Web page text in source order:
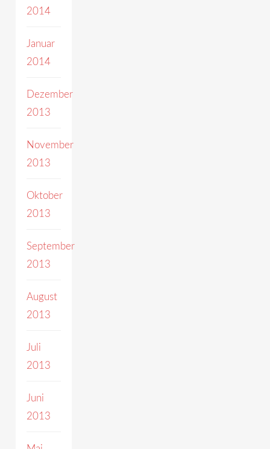
2014
Januar
2014
Dezember
2013
November
2013
Oktober
2013
September
2013
August
2013
Juli
2013
Juni
2013